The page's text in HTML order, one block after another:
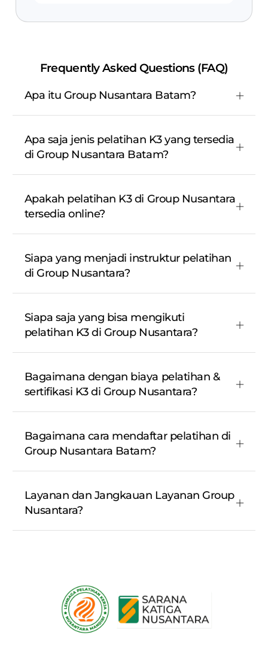
Frequently Asked Questions (FAQ)
Apa itu Group Nusantara Batam?
Apa saja jenis pelatihan K3 yang tersedia
di Group Nusantara Batam?
Apakah pelatihan K3 di Group Nusantara
tersedia online?
Siapa yang menjadi instruktur pelatihan
di Group Nusantara?
Siapa saja yang bisa mengikuti
pelatihan K3 di Group Nusantara?
Bagaimana dengan biaya pelatihan &
sertifikasi K3 di Group Nusantara?
Bagaimana cara mendaftar pelatihan di
Group Nusantara Batam?
Layanan dan Jangkauan Layanan Group
Nusantara?